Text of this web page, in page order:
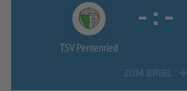
TSV Pentenried
- : -